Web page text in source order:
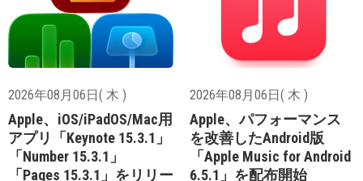
2026年08月06日( 木 )
Apple、iOS/iPadOS/Mac用
アプリ「Keynote 15.3.1」
「Number 15.3.1」
「Pages 15.3.1」をリリー
2026年08月06日( 木 )
Apple、パフォーマンス
を改善したAndroid版
「Apple Music for Android
6.5.1」を配布開始